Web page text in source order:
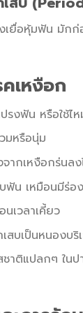
เยื่อหุ้มฟัน มัก
เหงือก
รงฟัน หรือใช้ไ
มหรือนุ่ม
ากเหงือกร่นลง
ฟัน เหมือนมีร่อง
เวลาเคี้ยว
สบเป็นหนองบ
าติแปลกๆ ในป